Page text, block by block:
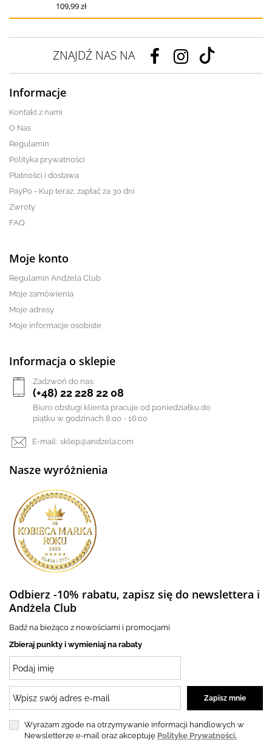
109,99 zł
ZNAJDŹ NAS NA
Informacje
Kontakt z nami
O Nas
Regulamin
Polityka prywatności
Płatności i dostawa
PayPo - Kup teraz, zapłać za 30 dni
Zwroty
FAQ
Moje konto
Regulamin Andżela Club
Moje zamówienia
Moje adresy
Moje informacje osobiste
Informacja o sklepie
Zadzwoń do nas:
(+48) 22 228 22 08
Biuro obsługi klienta pracuje od poniedziałku do
piątku w godzinach 8:00 - 16:00
E-mail: sklep@andzela.com
Nasze wyróżnienia
Odbierz -10% rabatu, zapisz się do newslettera i
Andżela Club
Badź na bieżąco z nowościami i promocjami
Zbieraj punkty i wymieniaj na rabaty
Wyrażam zgode na otrzymywanie informacji handlowych w
Newsletterze e-mail oraz akceptuję Politykę Prywatności.